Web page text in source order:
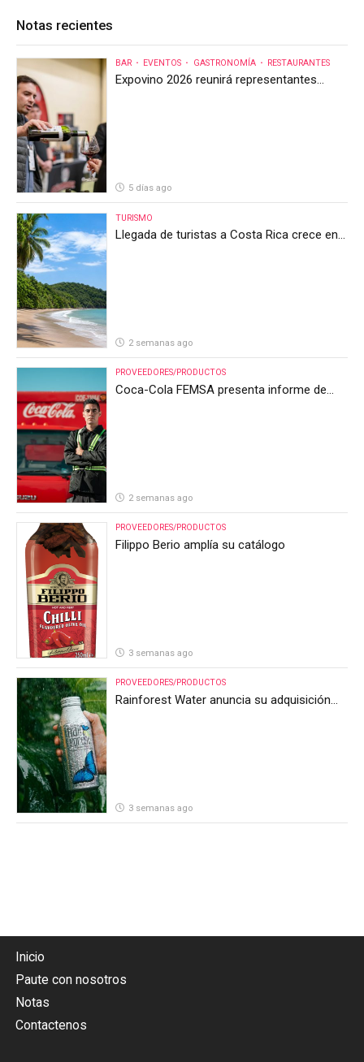
Notas recientes
BAR EVENTOS GASTRONOMÍA RESTAURANTES
Expovino 2026 reunirá representantes
5 días ago
TURISMO
Llegada de turistas a Costa Rica crece en
2 semanas ago
PROVEEDORES/PRODUCTOS
Coca-Cola FEMSA presenta informe de
2 semanas ago
PROVEEDORES/PRODUCTOS
Filippo Berio amplía su catálogo
3 semanas ago
PROVEEDORES/PRODUCTOS
Rainforest Water anuncia su adquisición
3 semanas ago
Inicio
Paute con nosotros
Notas
Contactenos